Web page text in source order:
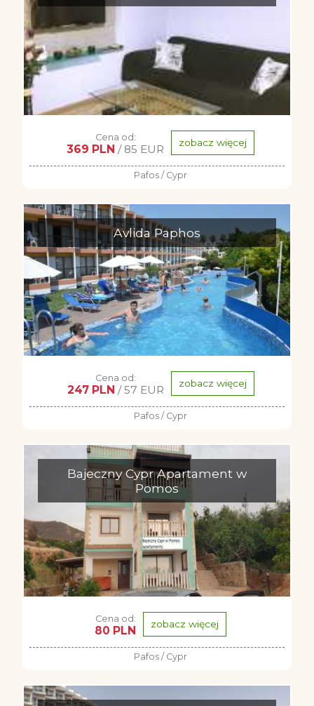
Cena od:
369 PLN / 85 EUR zobacz więcej
Pafos / Cypr
Avlida Paphos
Cena od:
247 PLN / 57 EUR zobacz więcej
Pafos / Cypr
Bajeczny Cypr Apartament w
Pomos
Cena od:
80 PLN zobacz więcej
Pafos / Cypr